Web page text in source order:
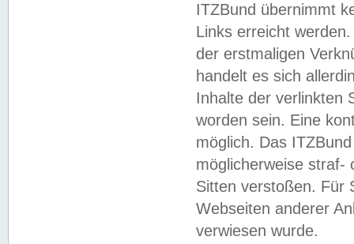
ITZBund übernimmt
Links erreicht
der erstmaligen
handelt es sich
Inhalte der verlinkten
worden sein. Eine
möglich. Das
möglicherweise straf-
Sitten verstoßen. Für
Webseiten anderer
verwiesen wurde.